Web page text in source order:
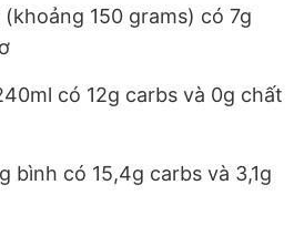
150 grams) có 7g
có 12g carbs và 0g chất
bình có 15,4g carbs và 3,1g